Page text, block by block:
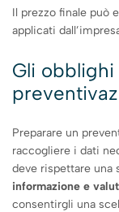
Il prezzo finale può
applicati
Gli obblighi
Preparare un
raccogliere i dati
deve rispettare una
informazione e
consentirgli una